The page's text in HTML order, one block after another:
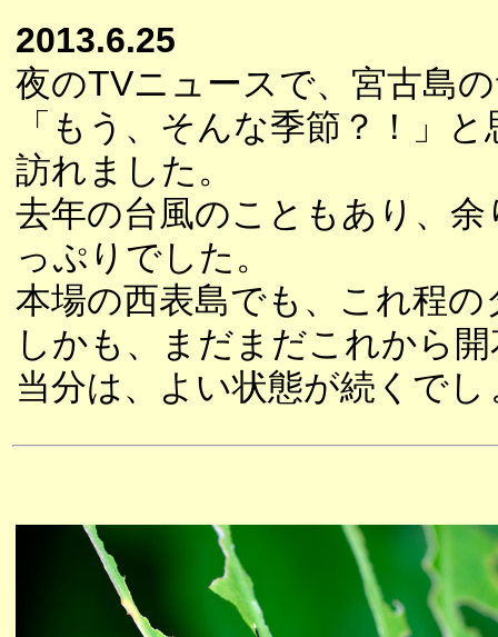
2013.6.25
夜のTVニュースで、宮古島
「もう、そんな季節？！」
訪れました。
去年の台風のこともあり、
っぷりでした。
本場の西表島でも、これ程
しかも、まだまだこれから
当分は、よい状態が続くでし